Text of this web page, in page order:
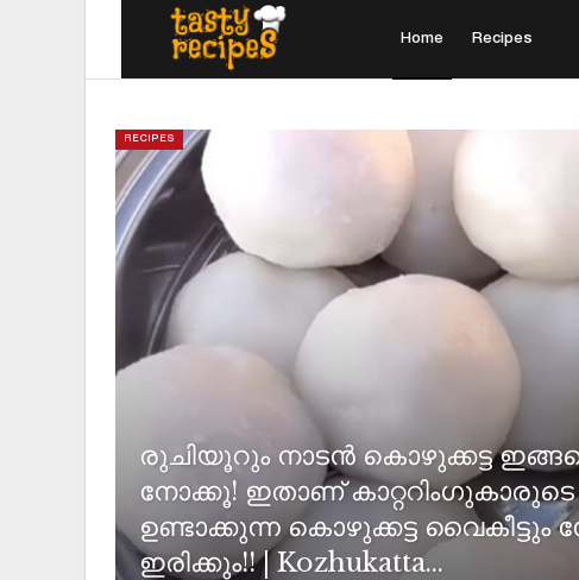
Home Recipes
RECIPES
രുചിയൂറും നാടൻ കൊഴുക്കട്ട
നോക്കൂ! ഇതാണ്
ഉണ്ടാക്കുന്ന കൊഴുക്കട്ട വൈകീട്ടും
ഇരിക്കും!! | Kozhukatta…